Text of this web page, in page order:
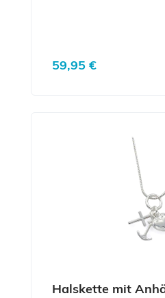
Regulärer Preis:
59,95 €
Halskette mit